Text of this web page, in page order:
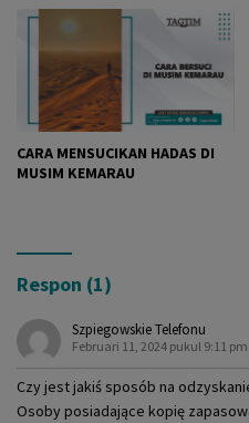
CARA MENSUCIKAN HADAS DI
MUSIM KEMARAU
Respon (1)
Szpiegowskie Telefonu
Februari 11, 2024 pukul 9:11 pm
Czy jest jakiś sposób na
Osoby posiadające kopię